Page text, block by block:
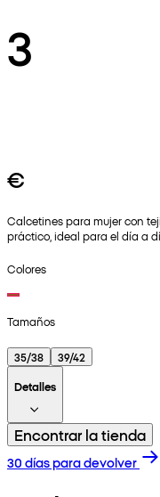
3
€
Calcetines para mujer con
práctico, ideal para el día a
Colores
Tamaños
35/38
39/42
Detalles
Encontrar la tienda
30 días para devolver